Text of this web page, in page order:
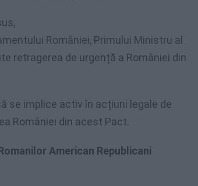
României, Primului Ministru al
retragerea de urgență a României din
se implice activ în acțiuni legale de
României din acest Pact.
American Republicani